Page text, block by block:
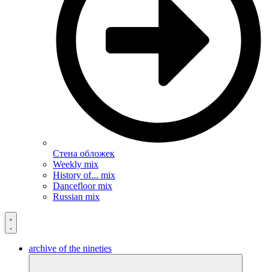
Стена обложек
Weekly mix
History of... mix
Dancefloor mix
Russian mix
archive of the nineties